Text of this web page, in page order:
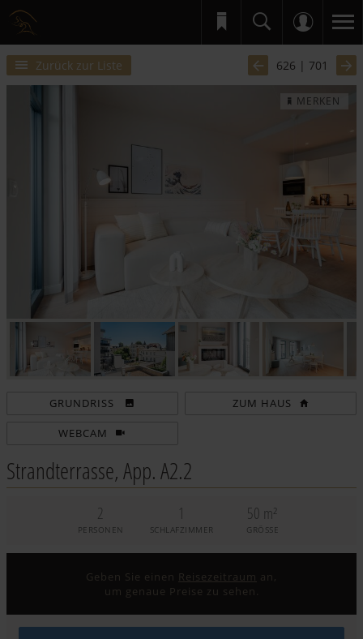
Zurück zur Liste 626 | 701
MERKEN
ZUM HAUS
WEBCAM
Strandterrasse, App. A2.2
2
PERSONEN
1
SCHLAFZIMMER
50 m²
GRÖSSE
Geben Sie einen Reisezeitraum an,
um genaue Preise zu sehen.